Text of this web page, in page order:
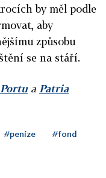
by měl podle
aby
způsobu
se na stáří.
Portua Patria
#peníze #fond